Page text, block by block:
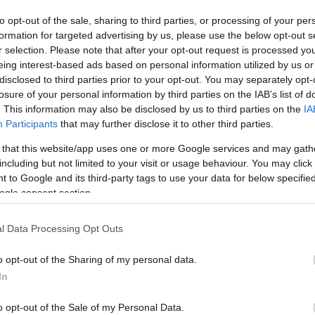
opt-out of the sale, sharing to third parties, or processing of your
for targeted advertising by us, please use the below opt-out
selection. Please note that after your opt-out request is processed
interest-based ads based on personal information utilized by us
to third parties prior to your opt-out. You may separately
of your personal information by third parties on the IAB’s list of
This information may also be disclosed by us to third parties on the
Participants that may further disclose it to other third parties.
that this website/app uses one or more Google services and may
but not limited to your visit or usage behaviour. You may
to Google and its third-party tags to use your data for below
consent section.
Data Processing Opt Outs
opt-out of the Sharing of my personal data.
opt-out of the Sale of my Personal Data.
fivérek 9 Oscarra jelölt filmje, a Nem vénnek
F. Zanuck-ról elnevezett díját vehették át az
játékfilm kategóriában.
és Joel Coen, valamint Scott Rudin
már az amerikai rendezők, illetve a
a Ratatouille vitte el a díjat, míg legjobb tv-
a vígjáték, a HBO Maffiózókja pedig a
Channel Földbolygó (Planet Earth) című
televíziós program is.
A
A